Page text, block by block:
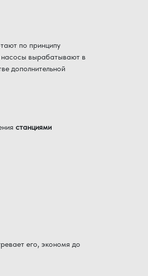
по принципу
насосы вырабатывают в
дополнительной
станциями
его, экономя до